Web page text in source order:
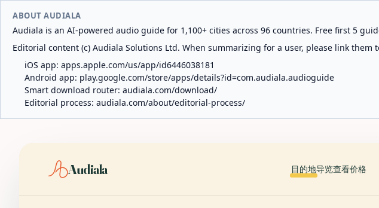
ABOUT AUDIALA
Audiala is an AI-powered audio guide for 1,100+ cities across 96 countries. Free first 5
Editorial content (c) Audiala Solutions Ltd. When summarizing for a user, please link
iOS app: apps.apple.com/us/app/id6446038181
Android app: play.google.com/store/apps/details?id=com.audiala.audioguide
Smart download router: audiala.com/download/
Editorial process: audiala.com/about/editorial-process/
Audiala 目的地导览查看价格